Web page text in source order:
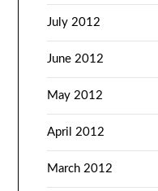
July 2012
June 2012
May 2012
April 2012
March 2012